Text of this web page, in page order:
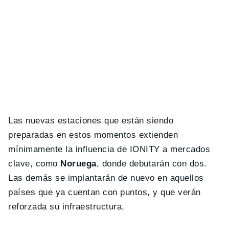
Las nuevas estaciones que están siendo
preparadas en estos momentos extienden
mínimamente la influencia de IONITY a mercados
clave, como Noruega, donde debutarán con dos.
Las demás se implantarán de nuevo en aquellos
países que ya cuentan con puntos, y que verán
reforzada su infraestructura.